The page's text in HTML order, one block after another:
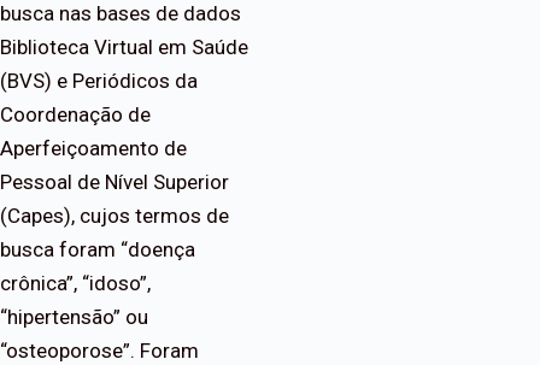
busca nas bases de dados
Biblioteca Virtual em Saúde
(BVS) e Periódicos da
Coordenação de
Aperfeiçoamento de
Pessoal de Nível Superior
(Capes), cujos termos de
busca foram “doença
crônica”, “idoso”,
“hipertensão” ou
“osteoporose”. Foram